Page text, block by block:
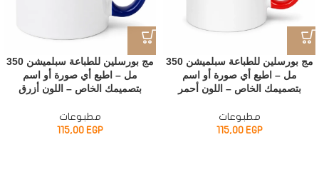
مج بورسلين للطباعة سبلميشن 350
مل – اطبع أي صورة أو اسم
بتصميمك الخاص – اللون أحمر
مطبوعات
115,00 EGP
مج بورسلين للطباعة سبلميشن 350
مل – اطبع أي صورة أو اسم
بتصميمك الخاص – اللون أزرق
مطبوعات
115,00 EGP